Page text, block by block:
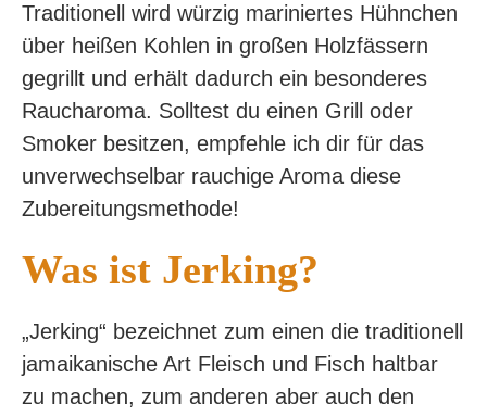
Traditionell wird würzig mariniertes Hühnchen
über heißen Kohlen in großen Holzfässern
gegrillt und erhält dadurch ein besonderes
Raucharoma. Solltest du einen Grill oder
Smoker besitzen, empfehle ich dir für das
unverwechselbar rauchige Aroma diese
Zubereitungsmethode!
Was ist Jerking?
„Jerking“ bezeichnet zum einen die traditionell
jamaikanische Art Fleisch und Fisch haltbar
zu machen, zum anderen aber auch den